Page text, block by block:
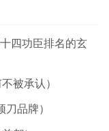
四功臣排名的玄
被承认）
品牌）